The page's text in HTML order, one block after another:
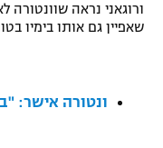
תקנון פעילות ספורט 1
אומנויות לחימה
ורוגאני נראה שוונטורה
שאפיין גם אותו בימיו
ונטורה אישר: